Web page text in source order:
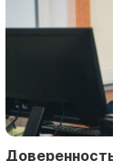
Доверенность